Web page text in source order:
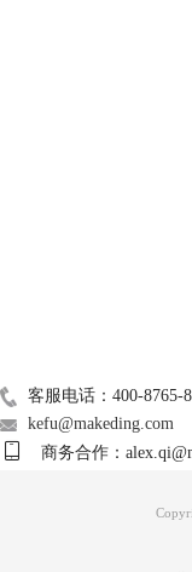
2、Tuxera NTFS for
电脑，软件就会自动挂
客服电话：400-8765-
kefu@makeding.com
商务合作：